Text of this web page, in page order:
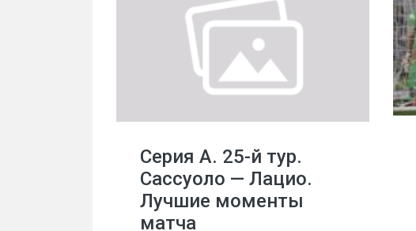
Серия А. 25-й тур.
Сассуоло — Лацио.
Лучшие моменты
матча